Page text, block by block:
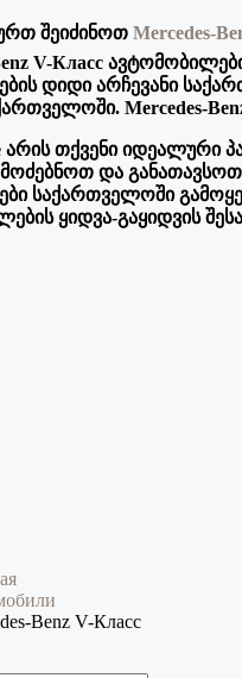
შეიძინოთ Mercedes-
V-Класс
დიდი არჩევანი
Mercedes-
არის თქვენი იდეალური
და
საქართველოში
ყიდვა-გაყიდვის
Benz V-Класс